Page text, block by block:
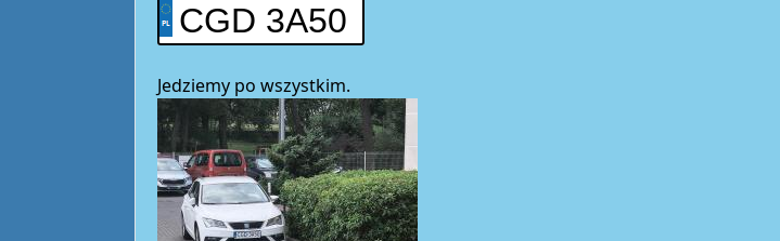
CGD 3A50
Jedziemy po wszystkim.